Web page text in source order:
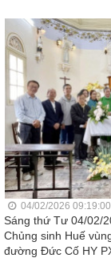
04/02/2026 09:19:00
Sáng thứ Tư 04/02/
Chủng sinh Huế
đường Đức Cố HY